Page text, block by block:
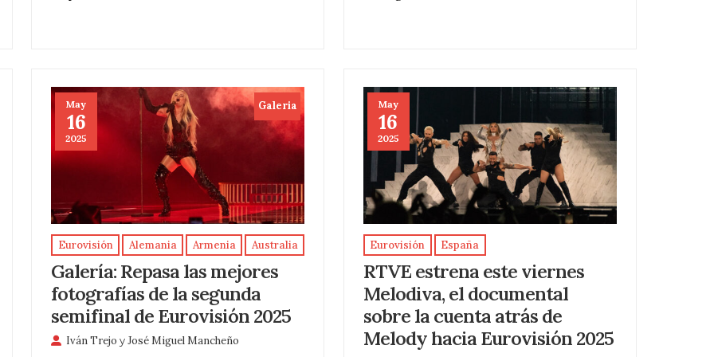
May
16
2025
Galeria
Eurovisión Alemania Armenia Australia
Galería: Repasa las mejores
fotografías de la segunda
semifinal de Eurovisión 2025
Iván Trejo yJosé Miguel Mancheño
May
16
2025
Eurovisión España
RTVE estrena este viernes
Melodiva, el documental
sobre la cuenta atrás de
Melody hacia Eurovisión 2025